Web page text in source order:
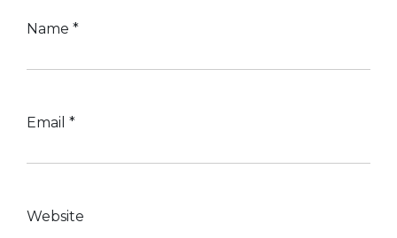
Name *
Email *
Website